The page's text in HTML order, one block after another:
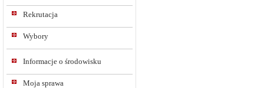
Rekrutacja
Wybory
Informacje o środowisku
Moja sprawa